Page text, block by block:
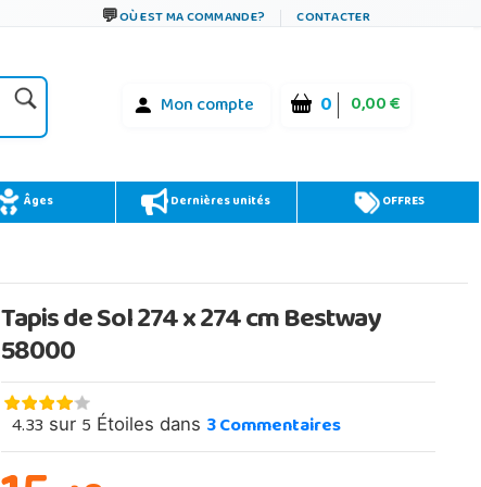
OÙ EST MA COMMANDE? CONTACTER
Mon compte 0 0,00 €
Âges Dernières unités OFFRES
Tapis de Sol 274 x 274 cm Bestway
58000
4.33 sur 5 Étoiles dans 3Commentaires